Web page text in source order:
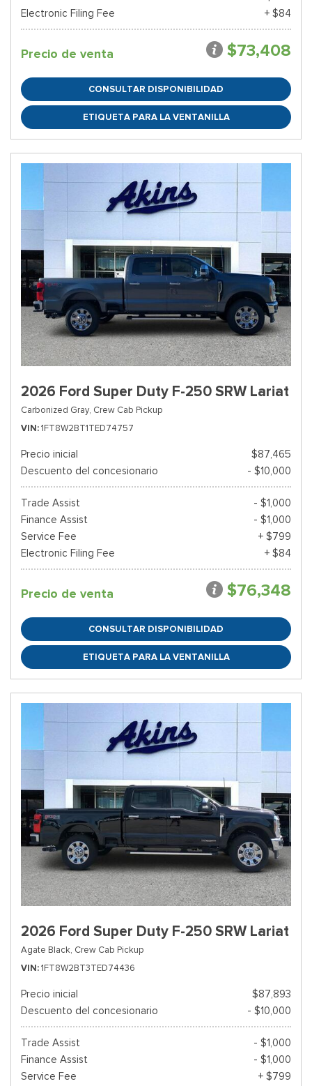
Electronic Filing Fee
+ $84
Precio de venta $73,408
CONSULTAR DISPONIBILIDAD
ETIQUETA PARA LA VENTANILLA
2026 Ford Super Duty F-250 SRW Lariat
Carbonized Gray, Crew Cab Pickup
VIN 1FT8W2BT1TED74757
Precio inicial
$87,465
Descuento del concesionario
- $10,000
Trade Assist
- $1,000
Finance Assist
- $1,000
Service Fee
+ $799
Electronic Filing Fee
+ $84
Precio de venta $76,348
CONSULTAR DISPONIBILIDAD
ETIQUETA PARA LA VENTANILLA
2026 Ford Super Duty F-250 SRW Lariat
Agate Black, Crew Cab Pickup
VIN 1FT8W2BT3TED74436
Precio inicial
$87,893
Descuento del concesionario
- $10,000
Trade Assist
- $1,000
Finance Assist
- $1,000
Service Fee
+ $799